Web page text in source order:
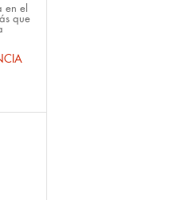
en el
que